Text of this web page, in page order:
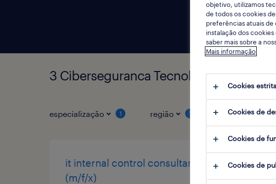
3 Ciberseguranca Tecnologias de
especialização 1 região 1 tipo de
it internal control consultant
(m/f/x)
objetivo, utilizamos
de todos os cookies
preferências atuais de
instalação dos
saber mais sobre a
Mais informação
Cookies
Cookies de
Cookies de
Cookies de